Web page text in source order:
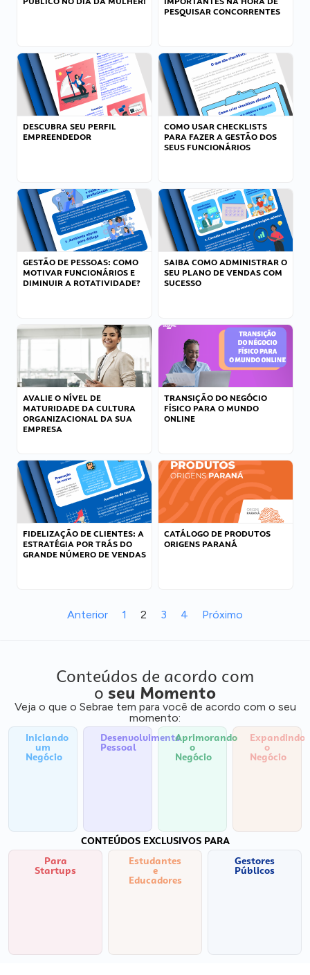
PESQUISAR CONCORRENTES
DESCUBRA SEU PERFIL
EMPREENDEDOR
COMO USAR CHECKLISTS
PARA FAZER A GESTÃO DOS
SEUS FUNCIONÁRIOS
GESTÃO DE PESSOAS: COMO
MOTIVAR FUNCIONÁRIOS E
DIMINUIR A ROTATIVIDADE?
SAIBA COMO ADMINISTRAR O
SEU PLANO DE VENDAS COM
SUCESSO
AVALIE O NÍVEL DE
MATURIDADE DA CULTURA
ORGANIZACIONAL DA SUA
EMPRESA
TRANSIÇÃO DO NEGÓCIO
FÍSICO PARA O MUNDO
ONLINE
FIDELIZAÇÃO DE CLIENTES: A
ESTRATÉGIA POR TRÁS DO
GRANDE NÚMERO DE VENDAS
CATÁLOGO DE PRODUTOS
ORIGENS PARANÁ
Anterior 1 2 3 4 Próximo
Conteúdos de acordo com
o seu Momento
Veja o que o Sebrae tem para você de acordo com o seu
momento:
Iniciando
um
Negócio
Desenvolvimento
Pessoal
Aprimorando
o
Negócio
Expandindo
o
Negócio
CONTEÚDOS EXCLUSIVOS PARA
Para
Startups
Estudantes
e
Educadores
Gestores
Públicos